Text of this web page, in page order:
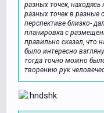
разных точек,
разных точек в разные
перспективе близко-
планировка с
правильно сказал, что
было интересно
тогда точно можно
творению рук